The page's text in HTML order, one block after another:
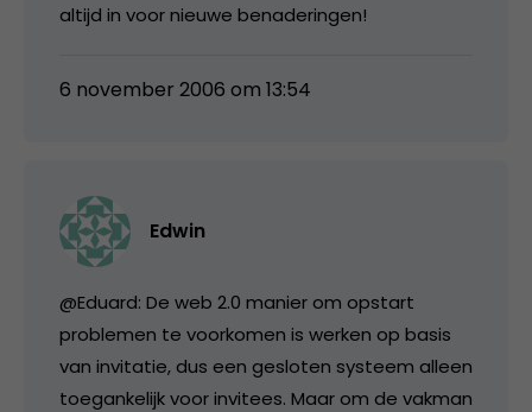
altijd in voor nieuwe benaderingen!
6 november 2006 om 13:54
Edwin
@Eduard: De web 2.0 manier om opstart
problemen te voorkomen is werken op basis
van invitatie, dus een gesloten systeem alleen
toegankelijk voor invitees. Maar om de vakman